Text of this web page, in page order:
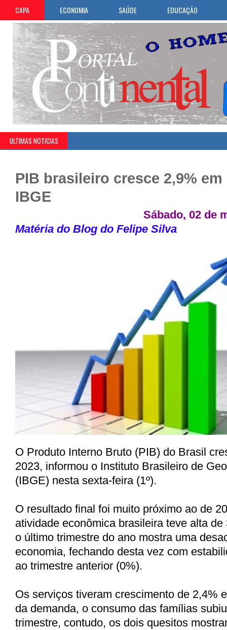
CAPA ECONOMIA SAÚDE EDUCAÇÃO
ULTIMAS NOTICIAS
PIB brasileiro cresce 2,9% em
IBGE
Sábado, 02 de
Matéria do Blog do Felipe Silva
O Produto Interno Bruto (PIB) do Brasil
2023, informou o Instituto Brasileiro de
(IBGE) nesta sexta-feira (1º).
O resultado final foi muito próximo ao de
atividade econômica brasileira teve alta
o último trimestre do ano mostra uma
economia, fechando desta vez com
ao trimestre anterior (0%).
Os serviços tiveram crescimento de 2,4%
da demanda, o consumo das famílias
trimestre, contudo, os dois quesitos